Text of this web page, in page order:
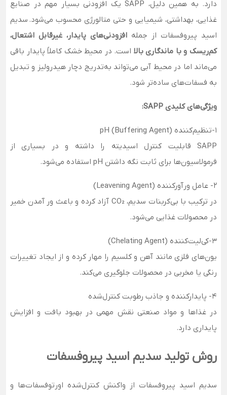
دارد. به همین دلیل، SAPP یک افزودنی بسیار مهم در صنایع
غذایی، بهداشتی، شیمیایی و حتی متالورژی محسوب می‌شود. سدیم
اسید پیروفسفات از جمله افزودنی‌های پایدار، غیرقابل اشتعال،
کم‌ریسک و با ماندگاری بالا است. در محیط خشک کاملاً پایدار باقی
می‌ماند اما در محیط آبی می‌تواند به‌تدریج دچار هیدرولیز و تبدیل
به فسفات‌های ساده‌تر شود.
ویژگی‌های کلیدی SAPP:
1-تنظیم‌کننده pH (Buffering Agent)
SAPP قابلیت کنترل اسیدیته را داشته و در بسیاری از
فرمولاسیون‌ها برای ثابت نگه داشتن pH استفاده می‌شود.
2- عامل ورآورکننده (Leavening Agent)
در ترکیب با بی‌کربنات سدیم، CO₂ آزاد کرده و باعث ور آمدن خمیر
در محصولات غذایی می‌شود.
3-کی‌لیت‌کننده (Chelating Agent)
یون‌های فلزی مانند آهن و کلسیم را مهار کرده و از ایجاد تغییرات
رنگی یا مخربی در محصولات جلوگیری می‌کند.
4- پایدارکننده و جاذب رطوبت کنترل‌شده
در غذاها و مواد صنعتی نقش مهمی در بهبود بافت و افزایش
پایداری دارد.
روش تولید سدیم اسید پیروفسفات
سدیم اسید پیروفسفات از واکنش کنترل‌شده اورتوفسفات‌ها و